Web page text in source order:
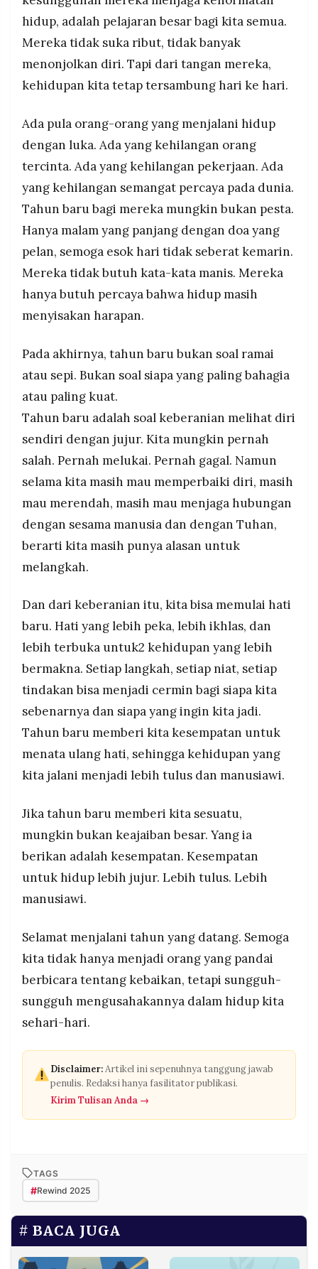
hidup, adalah pelajaran besar bagi kita semua.
Mereka tidak suka ribut, tidak banyak
menonjolkan diri. Tapi dari tangan mereka,
kehidupan kita tetap tersambung hari ke hari.
Ada pula orang-orang yang menjalani hidup
dengan luka. Ada yang kehilangan orang
tercinta. Ada yang kehilangan pekerjaan. Ada
yang kehilangan semangat percaya pada dunia.
Tahun baru bagi mereka mungkin bukan pesta.
Hanya malam yang panjang dengan doa yang
pelan, semoga esok hari tidak seberat kemarin.
Mereka tidak butuh kata-kata manis. Mereka
hanya butuh percaya bahwa hidup masih
menyisakan harapan.
Pada akhirnya, tahun baru bukan soal ramai
atau sepi. Bukan soal siapa yang paling bahagia
atau paling kuat.
Tahun baru adalah soal keberanian melihat diri
sendiri dengan jujur. Kita mungkin pernah
salah. Pernah melukai. Pernah gagal. Namun
selama kita masih mau memperbaiki diri, masih
mau merendah, masih mau menjaga hubungan
dengan sesama manusia dan dengan Tuhan,
berarti kita masih punya alasan untuk
melangkah.
Dan dari keberanian itu, kita bisa memulai hati
baru. Hati yang lebih peka, lebih ikhlas, dan
lebih terbuka untuk2 kehidupan yang lebih
bermakna. Setiap langkah, setiap niat, setiap
tindakan bisa menjadi cermin bagi siapa kita
sebenarnya dan siapa yang ingin kita jadi.
Tahun baru memberi kita kesempatan untuk
menata ulang hati, sehingga kehidupan yang
kita jalani menjadi lebih tulus dan manusiawi.
Jika tahun baru memberi kita sesuatu,
mungkin bukan keajaiban besar. Yang ia
berikan adalah kesempatan. Kesempatan
untuk hidup lebih jujur. Lebih tulus. Lebih
manusiawi.
Selamat menjalani tahun yang datang. Semoga
kita tidak hanya menjadi orang yang pandai
berbicara tentang kebaikan, tetapi sungguh-
sungguh mengusahakannya dalam hidup kita
sehari-hari.
Disclaimer:Artikel ini sepenuhnya tanggung jawab
penulis. Redaksi hanya fasilitator publikasi.
Kirim Tulisan Anda →
TAGS
#Rewind 2025
BACA JUGA